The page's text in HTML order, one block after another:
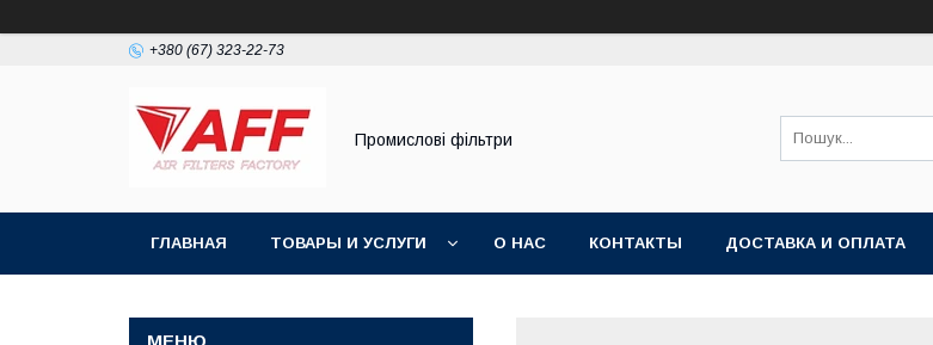
+380 (67) 323-22-73
Промислові фільтри
ГЛАВНАЯ ТОВАРЫ И УСЛУГИ О НАС КОНТАКТЫ ДОСТАВКА И ОПЛАТА